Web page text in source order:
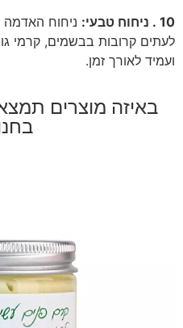
10 . ניחוח טבעי:
ניחוח האדמה
לעתים קרובות בבשמים, קרמי
ועמיד לאורך זמן.
באיזה מוצרים